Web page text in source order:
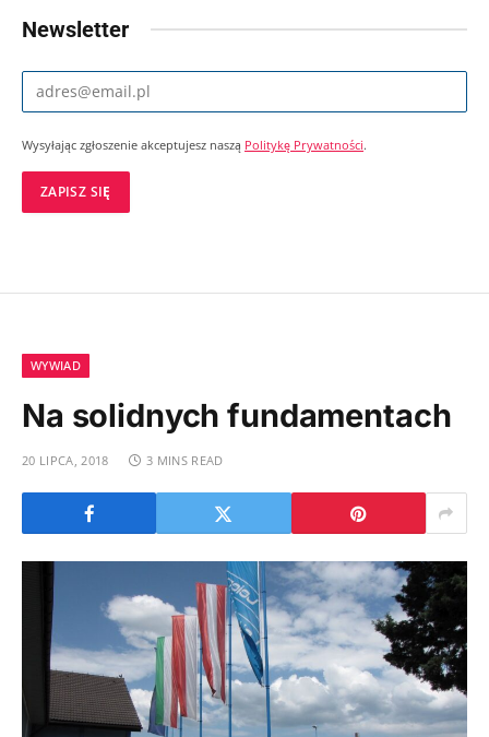
Newsletter
Wysyłając zgłoszenie akceptujesz naszą Politykę Prywatności.
WYWIAD
Na solidnych fundamentach
20 LIPCA, 2018 3 MINS READ